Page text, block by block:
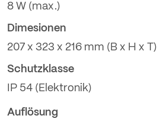
8 W (max.)
Dimesionen
207 x 323 x 216 mm (B x H x T)
Schutzklasse
IP 54 (Elektronik)
Auflösung